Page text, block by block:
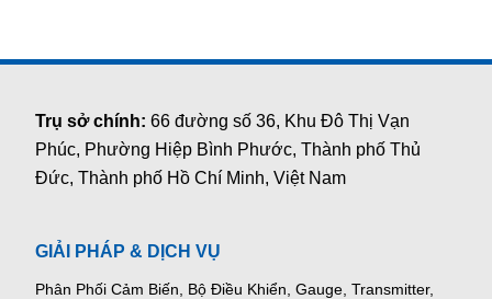
Trụ sở chính:66 đường số 36, Khu Đô Thị Vạn
Phúc, Phường Hiệp Bình Phước, Thành phố Thủ
Đức, Thành phố Hồ Chí Minh, Việt Nam
GIẢI PHÁP & DỊCH VỤ
Phân Phối Cảm Biến, Bộ Điều Khiển, Gauge, Transmitter,